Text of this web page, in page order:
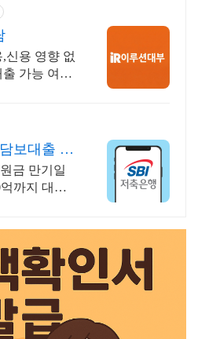
신용 영향 없
가능 여부
보대출 스
금 만기일
까지 대출